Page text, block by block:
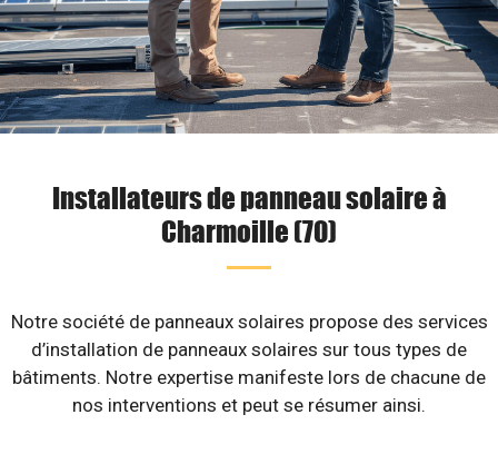
Installateurs de panneau solaire à
Charmoille (70)
Notre société de panneaux solaires propose des services
d’installation de panneaux solaires sur tous types de
bâtiments. Notre expertise manifeste lors de chacune de
nos interventions et peut se résumer ainsi.